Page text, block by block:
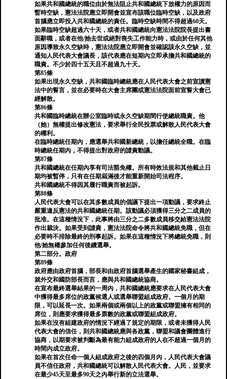
如果共和國總統的職位由於無法阻止共和國總統下放權力的原因而
暫時空缺，憲法法院應立即開會並宣布該職位臨時空缺，以及政府
首腦應立即投入共和國總統的責任。臨時空缺時間不得超過60天。
如果臨時空缺超過六十天，或者共和國總統向憲法法院院長提出書
面辭職，或者在他/她去世或絕對喪失工作能力時，或由於任何其他
原因導致永久空缺時，憲法法院應立即開會並確認該永久空缺，並
通知人民代表大會議長，該代表應在短期內立即承擔共和國總統的
職責。不少於四十五天且不超過九十天。
第85條
如果出現永久空缺，共和國臨時總統應在人民代表大會之前宣讀憲
法中的誓言，並在必要時在大會主席團或憲法法院面前宣誓大會已
經解散。
第86條
共和國臨時總統在辦公室臨時或永久空缺期間行使總統職責。他
（她）無權提出修改憲法，要求舉行全民投票或解散人民代表大會
的權利。
在臨時總統任期內，應選舉共和國新總統，以擔任總統全職。在臨
時總統任期內，不得提出對政府的譴責動議。
第87條
共和國總統在任期內享有司法豁免權。所有時效法規和其他截止日
期均被暫停，只有在任期屆滿後才能重新開始司法程序。
共和國總統不得因其履行職責而被起訴。
第88條
人民代表大會可以在其多數成員的倡議下提出一項動議，要求終止
嚴重違反憲法的共和國總統任期。該動議必須獲得三分之二成員的
批准。在這種情況下，此事將由三分之二多數成員移交給憲法法院
作出裁決。如果受到譴責，憲法法院命令將共和國總統免職，但在
必要時不排除最終的刑事起訴。如果在這種情況下將總統免職，則
他/她無權參加任何後續選舉。
第二部分。政府
第89條
政府應由政府首腦，部長和由政府首腦選舉產生的國家秘書組成，
就外交和國防部長而言，應與共和國總統協商。
在宣布最終選舉結果的一周內，共和國總統應要求在人民代表大會
中獲得最多席位的政黨候選人或選舉聯盟組成政府。一個月的期
限，可以延長一次。如果兩個或兩個以上的政黨或聯盟擁有相同的
席位，則應要求獲得最多票數的政黨或聯盟組成政府。
如果在沒有組建政府的情況下經過了規定的期限，或者未獲得人民
代表大會的信任，則共和國總統應與各政黨，聯盟和議會團體進行
協商，以期要求被判斷為最有能力組成政府的人在不超過一個月的
時間內成立政府。
如果在首次任命一個人組成政府之後的四個月內，人民代表大會議
員不信任政府，共和國總統可以解散人民代表大會。人民，並要求
在最少45天至最多90天之內舉行新的立法選舉。